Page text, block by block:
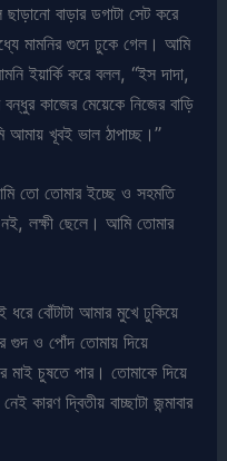
বাড়ার ডগাটা সেট করে
মামনির গুদে ঢুকে গেল। আমি
ইয়ার্কি করে বলল, “ইস দাদা,
কাজের মেয়েকে নিজের বাড়ি
আমায় খূবই ভাল ঠাপাচ্ছ।”
তো তোমার ইচ্ছে ও সহমতি
লক্ষী ছেলে। আমি তোমার
ধরে বোঁটাটা আমার মুখে ঢুকিয়ে
ও পোঁদ তোমায় দিয়ে
চুষতে পার। তোমাকে দিয়ে
দ্বিতীয় বাচ্ছাটা জন্মাবার